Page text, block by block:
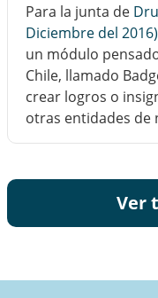
Para la junta de
Diciembre del 2016)
un módulo
Chile, llamado
crear logros o
otras entidades de
Ver